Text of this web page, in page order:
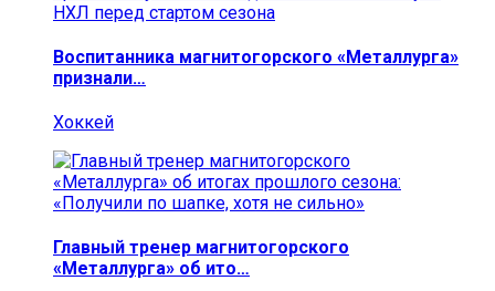
Воспитанника магнитогорского «Металлурга»
признали…
Хоккей
Главный тренер магнитогорского
«Металлурга» об ито…